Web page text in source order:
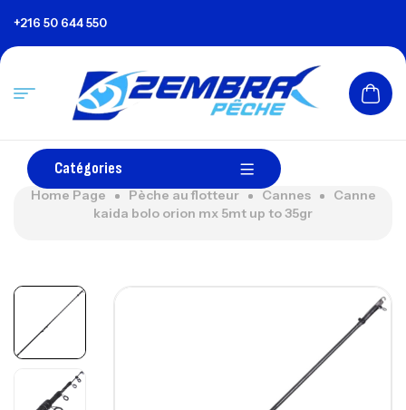
+216 50 644 550
Catégories
Home Page Pèche au flotteur Cannes
Canne
kaida bolo orion mx 5mt up to 35gr